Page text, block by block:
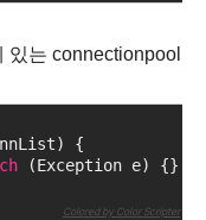
있는 connectionpool
{
(Exception e) {}
Colored by Color Scripter